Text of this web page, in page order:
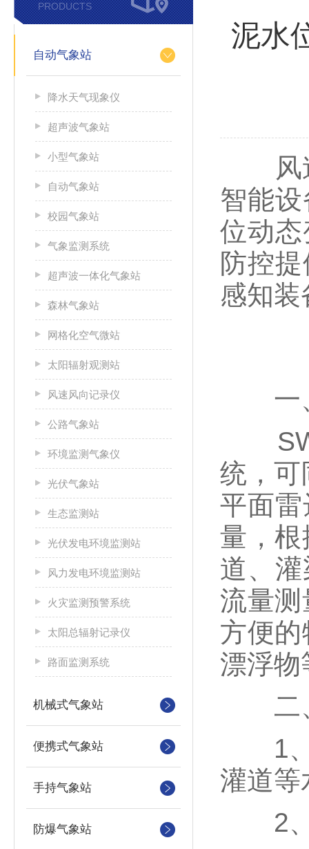
PRODUCTS
自动气象站
降水天气现象仪
超声波气象站
小型气象站
自动气象站
校园气象站
气象监测系统
超声波一体化气象站
森林气象站
网格化空气微站
太阳辐射观测站
风速风向记录仪
公路气象站
环境监测气象仪
光伏气象站
生态监测站
光伏发电环境监测站
风力发电环境监测站
火灾监测预警系统
太阳总辐射记录仪
路面监测系统
机械式气象站
便携式气象站
手持气象站
防爆气象站
泥水
风途
智能
位动
防控
感知装
一、
SW2
统，可
平面
量，
道、
流量
方便
漂浮物
二、
1、
灌道等
2、